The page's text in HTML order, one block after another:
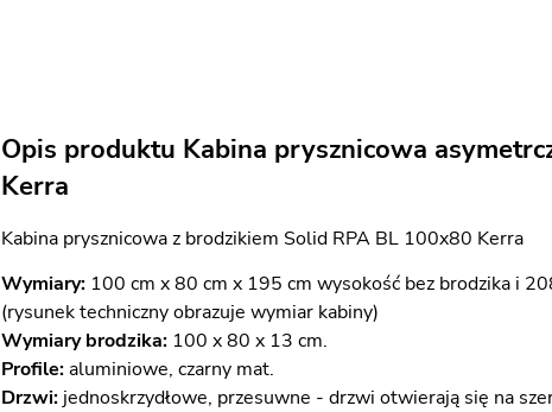
Opis produktu Kabina prysznicowa
Kerra
Kabina prysznicowa z brodzikiem Solid RPA BL 100x80 Kerra
Wymiary: 100 cm x 80 cm x 195 cm wysokość bez brodzika i
(rysunek techniczny obrazuje wymiar kabiny)
Wymiary brodzika: 100 x 80 x 13 cm.
Profile:aluminiowe, czarny mat.
Drzwi: jednoskrzydłowe, przesuwne - drzwi otwierają się na